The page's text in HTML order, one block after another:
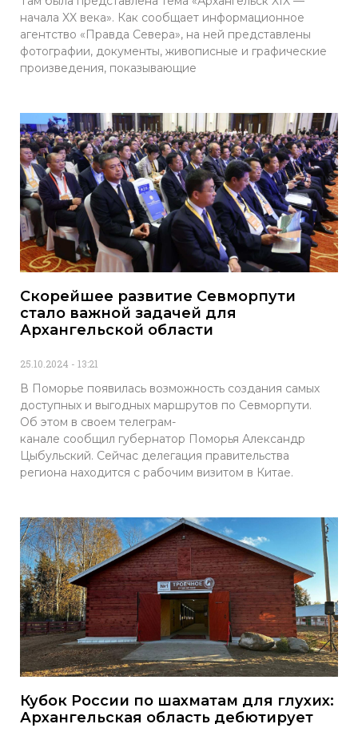
начала XX века». Как сообщает информационное
агентство «Правда Севера», на ней представлены
фотографии, документы, живописные и графические
произведения, показывающие
Скорейшее развитие Севморпути
стало важной задачей для
Архангельской области
25.10.2024 13:21
В Поморье появилась возможность создания самых
доступных и выгодных маршрутов по Севморпути.
Об этом в своем телеграм-
канале сообщил губернатор Поморья Александр
Цыбульский. Сейчас делегация правительства
региона находится с рабочим визитом в Китае.
Кубок России по шахматам для глухих:
Архангельская область дебютирует